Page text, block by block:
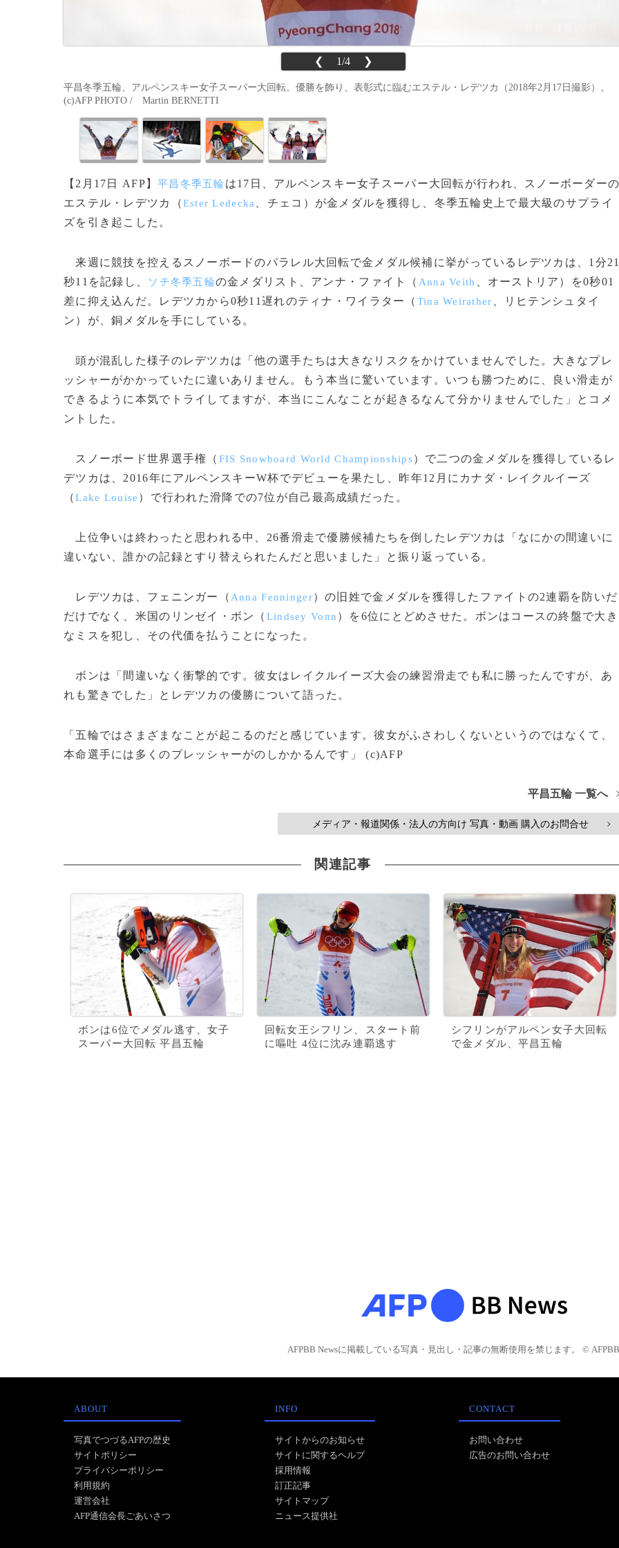
❮ 1/4 ❯
平昌冬季五輪、アルペンスキー女子スーパー大回転。優勝を飾り、表彰式に臨むエステル・レデツカ（2018年2月17日撮影）。
(c)AFP PHOTO / Martin BERNETTI
【2月17日 AFP】平昌冬季五輪 は17日、アルペンスキー女子スーパー大回転が行われ、スノーボーダー
エステル・レデツカ（Ester Ledecka
、チェコ）が金メダルを獲得し、冬季五輪史上で最大級のサプライ
ズを引き起こした。
来週に競技を控えるスノーボードのパラレル大回転で金メダル候補に挙がっているレデツカは、1分
秒11を記録し、
ソチ冬季五輪の金メダリスト、アンナ・ファイト（ Anna Veith
、オーストリア）を0秒01
差に抑え込んだ。レデツカから0秒11遅れのティナ・ワイラター（ Tina Weirather
、リヒテンシュタイ
ン）が、銅メダルを手にしている。
頭が混乱した様子のレデツカは「他の選手たちは大きなリスクをかけていませんでした。大きなプレ
ッシャーがかかっていたに違いありません。もう本当に驚いています。いつも勝つために、良い滑走が
できるように本気でトライしてますが、本当にこんなことが起きるなんて分かりませんでした」とコメ
ントした。
スノーボード世界選手権（ FIS Snowboard World Championships）で二つの金メダルを獲得しているレ
デツカは、2016年にアルペンスキーW杯でデビューを果たし、昨年12月にカナダ・レイクルイーズ
（Lake Louise ）で行われた滑降での7位が自己最高成績だった。
上位争いは終わったと思われる中、26番滑走で優勝候補たちを倒したレデツカは「なにかの間違いに
違いない、誰かの記録とすり替えられたんだと思いました」と振り返っている。
レデツカは、フェニンガー（ Anna Fenninger）の旧姓で金メダルを獲得したファイトの2連覇を防いだ
だけでなく、米国のリンゼイ・ボン（ Lindsey Vonn ）を6位にとどめさせた。ボンはコースの終盤で大き
なミスを犯し、その代価を払うことになった。
ボンは「間違いなく衝撃的です。彼女はレイクルイーズ大会の練習滑走でも私に勝ったんですが、あ
れも驚きでした」とレデツカの優勝について語った。
「五輪ではさまざまなことが起こるのだと感じています。彼女がふさわしくないというのではなくて、
本命選手には多くのプレッシャーがのしかかるんです」 (c)AFP
平昌五輪 一覧へ
メディア・報道関係・法人の方向け 写真・動画 購入のお問合せ >
関連記事
ボンは6位でメダル逃す、女子
スーパー大回転 平昌五輪
回転女王シフリン、スタート前
に嘔吐 4位に沈み連覇逃す
シフリンがアルペン女子大回転
で金メダル、平昌五輪
AFPBB Newsに掲載している写真・見出し・記事の無断使用を禁じます。 © AFPBB
ABOUT
写真でつづるAFPの歴史
サイトポリシー
プライバシーポリシー
利用規約
運営会社
AFP通信会長ごあいさつ
INFO
サイトからのお知らせ
サイトに関するヘルプ
採用情報
訂正記事
サイトマップ
ニュース提供社
CONTACT
お問い合わせ
広告のお問い合わせ